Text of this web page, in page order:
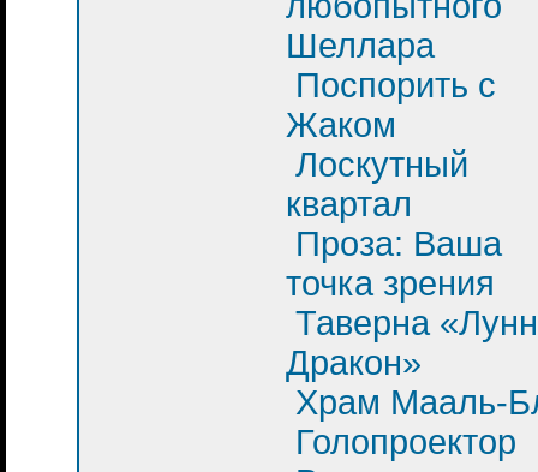
Шеллара
Поспорить с
Жаком
Лоскутный
квартал
Проза: Ваша
точка зрения
Таверна
Дракон»
Храм Мааль-
Голопроектор